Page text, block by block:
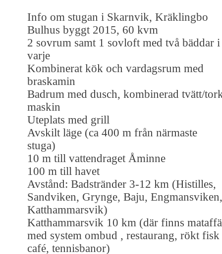
Info om stugan i Skarnvik, Kräklingbo
Bulhus byggt 2015, 60 kvm
2 sovrum samt 1 sovloft med två bäddar i
varje
Kombinerat kök och vardagsrum med
braskamin
Badrum med dusch, kombinerad tvätt/
maskin
Uteplats med grill
Avskilt läge (ca 400 m från närmaste
stuga)
10 m till vattendraget Åminne
100 m till havet
Avstånd: Badstränder 3-12 km (Histilles,
Sandviken, Grynge, Baju, Engmansviken,
Katthammarsvik)
Katthammarsvik 10 km (där finns
med system ombud , restaurang, rökt fisk
café, tennisbanor)